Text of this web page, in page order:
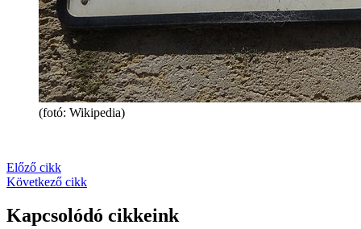
(fotó: Wikipedia)
Előző cikk
Következő cikk
Kapcsolódó cikkeink